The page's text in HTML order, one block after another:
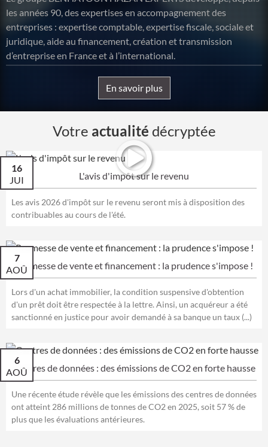
les années 90, des expertises en accompagnement des
entreprises : expertise comptable, expertise fiscale, sociale et
juridique, aide au financement, création et transmission
d’entreprise en France et à l’international.
En savoir plus
Votre actualité décryptée
L'avis d'impôt sur le revenu
16
JUI
Les avis 2026 d'impôt sur le revenu seront mis à disposition des
contribuables au cours de l'été.
Promesse de vente et financement : la prudence s'impose !
7
AOÛ
Lors d'un achat immobilier, la condition suspensive d'obtention
d'un prêt doit être respectée à la lettre. Ainsi, un acquéreur a été
sanctionné en justice pour avoir demandé à sa banque un taux (...)
Centres de données : des émissions de CO2 en forte hausse
6
AOÛ
Une récente étude révèle que les émissions des centres de données
ont atteint 286 millions de tonnes de CO2 en 2025, soit 57 % de
plus que les évaluations antérieures.